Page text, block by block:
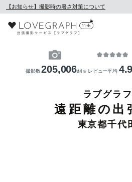
【お知らせ】撮影時の暑さ対策について
撮影数205,006組 ※ レビュー平均
ラブグラ
遠距離の出
東京都千代